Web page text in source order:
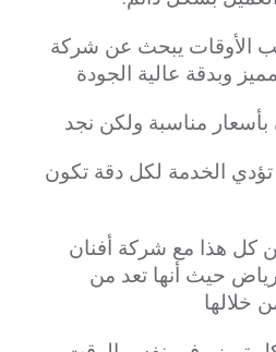
الأوقات يبحث عن شركة
وبدقة عالية الجودة
مناسبة ولكن نجد
تؤدي الخدمة لكل دقة تكون
كل هذا مع شركة أفنان
حيث أنها تعد من
خلالها